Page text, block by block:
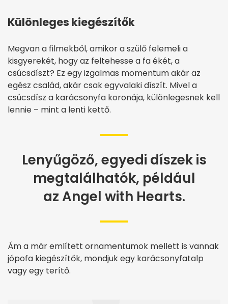
Különleges kiegészítők
Megvan a filmekből, amikor a szülő felemeli a
kisgyerekét, hogy az feltehesse a fa ékét, a
csúcsdíszt? Ez egy izgalmas momentum akár az
egész család, akár csak egyvalaki díszít. Mivel a
csúcsdísz a karácsonyfa koronája, különlegesnek kell
lennie – mint a lenti kettő.
Lenyűgöző, egyedi díszek is
megtalálhatók, például
az Angel with Hearts.
Ám a már említett ornamentumok mellett is vannak
jópofa kiegészítők, mondjuk egy karácsonyfatalp
vagy egy terítő.